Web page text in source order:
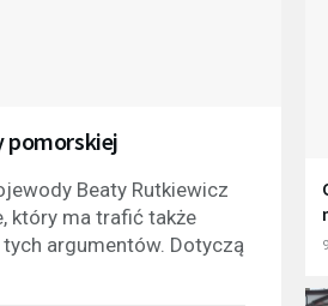
pomorskiej
Beaty Rutkiewicz
który ma trafić także
argumentów. Dotyczą